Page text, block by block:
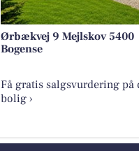
Ørbækvej 9 Mejlskov 5400
Bogense
Få gratis salgsvurdering på
bolig ›